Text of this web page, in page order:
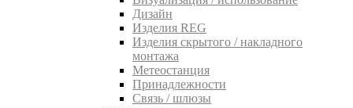
Дизайн
Изделия REG
Изделия скрытого / накладного
монтажа
Метеостанция
Принадлежности
Связь / шлюзы